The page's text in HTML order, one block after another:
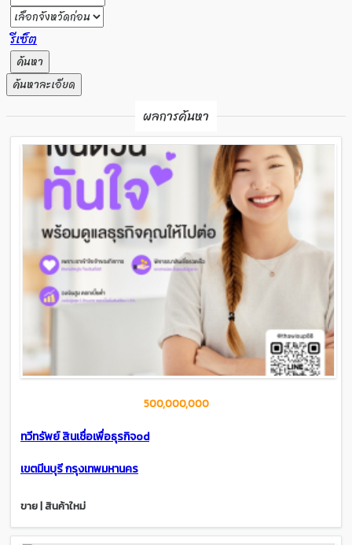
รีเซ็ต
ค้นหา
ค้นหาละเอียด
ผลการค้นหา
500,000,000
ทวีทรัพย์ สินเชื่อเพื่อธุรกิจod
เขตมีนบุรี กรุงเทพมหานคร
ขาย | สินค้าใหม่